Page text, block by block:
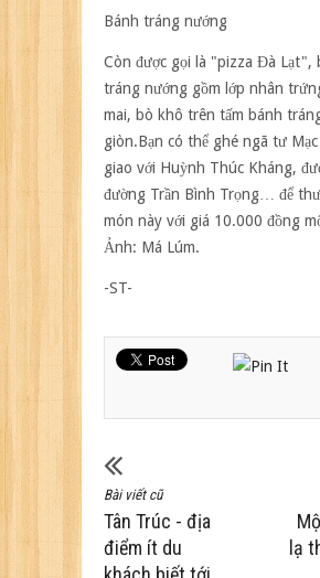
Bánh tráng nướng
Còn được gọi là "pizza Đà Lạt",
tráng nướng gồm lớp nhân
mai, bò khô trên tấm bánh
giòn.Bạn có thể ghé ngã tư
giao với Huỳnh Thúc Kháng,
đường Trần Bình Trọng… để
món này với giá 10.000 đồng
Ảnh: Má Lúm.
-ST-
Bài viết cũ
Tân Trúc - địa
điểm ít du
lạ